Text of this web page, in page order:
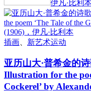
伊凡·比利
插画 新艺术运动
亚历山大·普希金的
Illustration for the
Cockerel’ by